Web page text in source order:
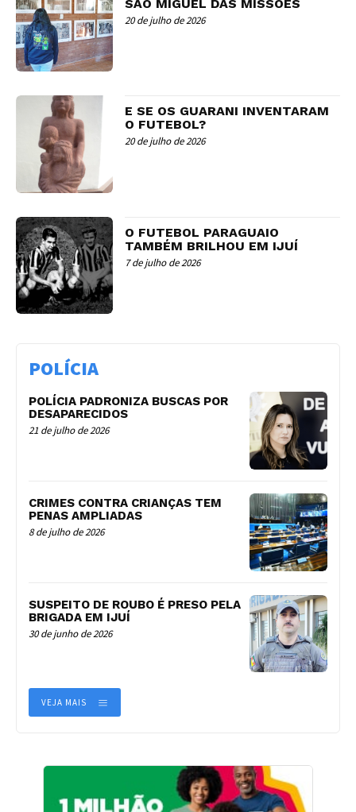
SÃO MIGUEL DAS MISSÕES
20 de julho de 2026
E SE OS GUARANI INVENTARAM
O FUTEBOL?
20 de julho de 2026
O FUTEBOL PARAGUAIO
TAMBÉM BRILHOU EM IJUÍ
7 de julho de 2026
POLÍCIA
POLÍCIA PADRONIZA BUSCAS POR
DESAPARECIDOS
21 de julho de 2026
CRIMES CONTRA CRIANÇAS TEM
PENAS AMPLIADAS
8 de julho de 2026
SUSPEITO DE ROUBO É PRESO PELA
BRIGADA EM IJUÍ
30 de junho de 2026
VEJA MAIS